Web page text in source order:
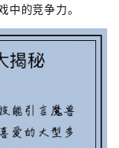
的竞争力。